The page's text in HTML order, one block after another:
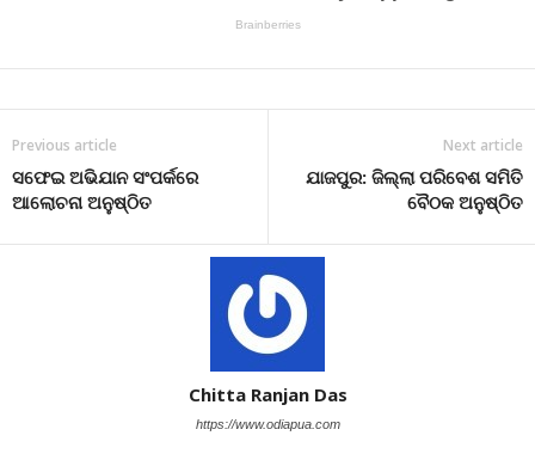
Previous article
ସଫେଇ ଅଭିଯାନ ସଂପର୍କରେ
ଆଲୋଚନା ଅନୁଷ୍ଠିତ
Next article
ଯାଜପୁର: ଜିଲ୍ଲା ପରିବେଶ ସମିତି
ବୈଠକ ଅନୁଷ୍ଠିତ
Chitta Ranjan Das
https://www.odiapua.com